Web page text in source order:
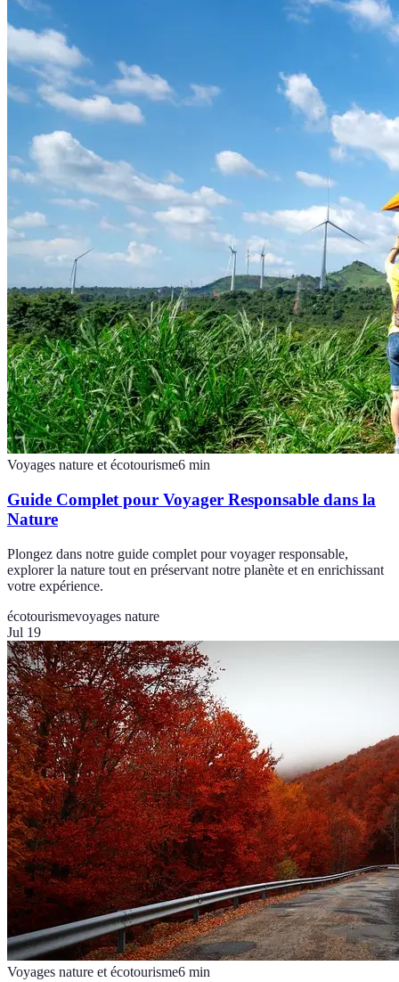
Voyages nature et écotourisme6 min
Guide Complet pour Voyager Responsable dans la
Nature
Plongez dans notre guide complet pour voyager responsable,
explorer la nature tout en préservant notre planète et en enrichissant
votre expérience.
écotourismevoyages nature
Jul 19
Voyages nature et écotourisme6 min